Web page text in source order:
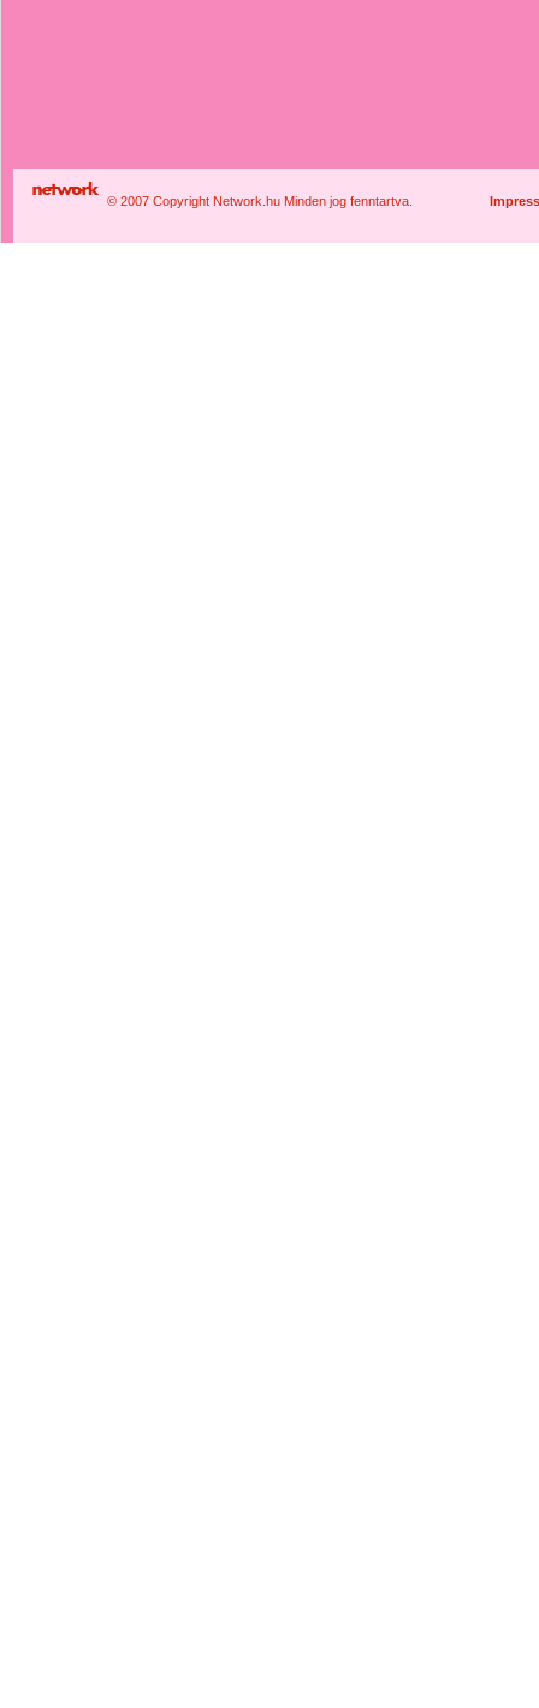
© 2007 Copyright Network.hu Minden jog fenntartva.